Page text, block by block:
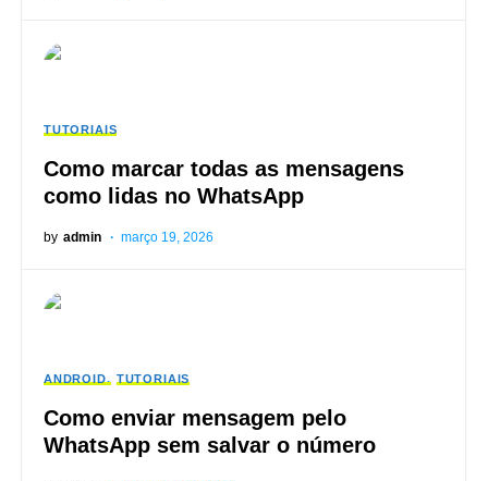
TUTORIAIS
Como marcar todas as mensagens
como lidas no WhatsApp
by admin março 19, 2026
ANDROID TUTORIAIS
Como enviar mensagem pelo
WhatsApp sem salvar o número